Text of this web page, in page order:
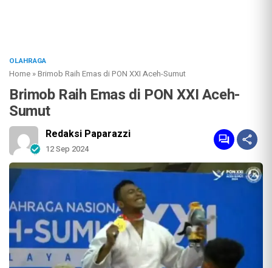
OLAHRAGA
Home »Brimob Raih Emas di PON XXI Aceh-Sumut
Brimob Raih Emas di PON XXI Aceh-
Sumut
Redaksi Paparazzi
12 Sep 2024